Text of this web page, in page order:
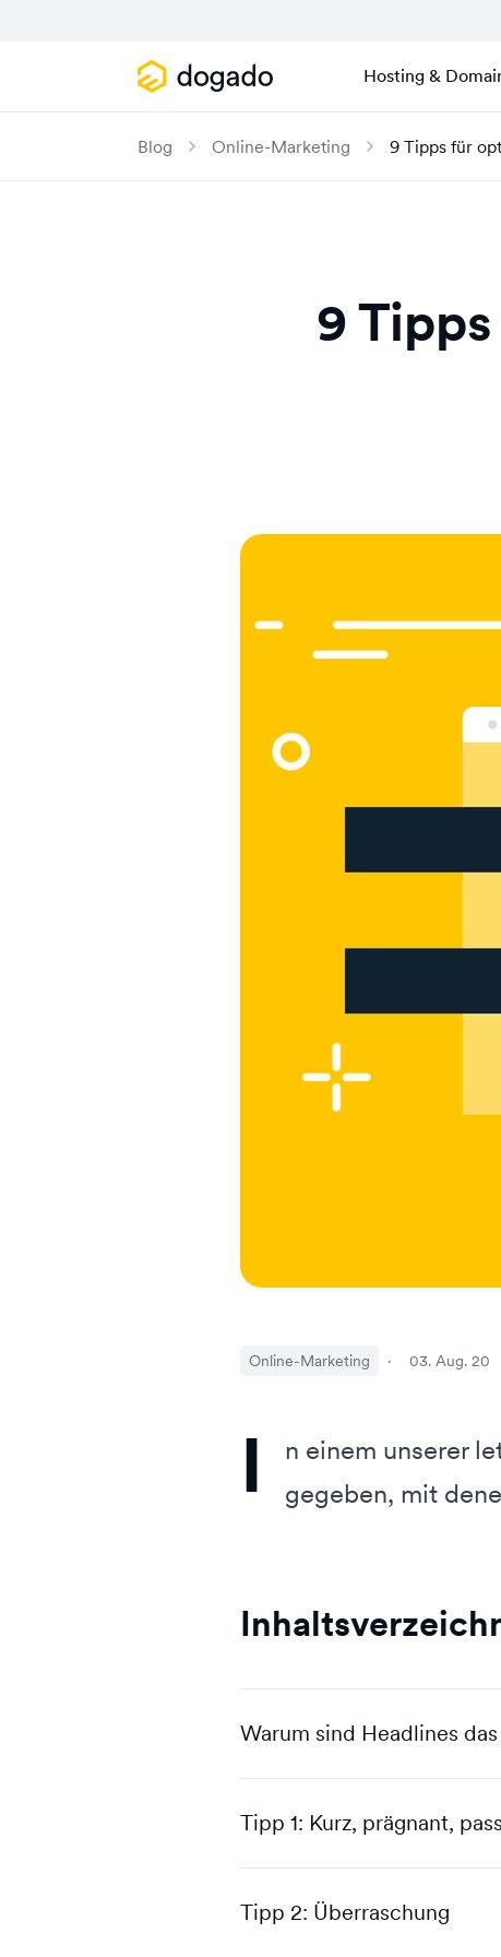
Hosting &
Blog Online-Marketing 9 Tipps für
9
Online-Marketing · 03. Aug. 20
I n einem unserer
gegeben, mit
Warum sind Headlines
Tipp 1: Kurz, prägnant,
Tipp 2: Überraschung